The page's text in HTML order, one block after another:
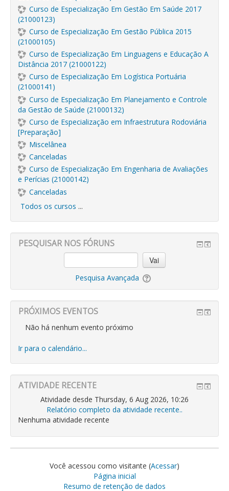
Curso de Especialização Em Gestão Em Saúde 2017
(21000123)
Curso de Especialização Em Gestão Pública 2015
(21000105)
Curso de Especialização Em Linguagens e Educação A
Distância 2017 (21000122)
Curso de Especialização Em Logística Portuária
(21000141)
Curso de Especialização Em Planejamento e Controle
da Gestão de Saúde (21000132)
Curso de Especialização em Infraestrutura Rodoviária
[Preparação]
Miscelânea
Canceladas
Curso de Especialização Em Engenharia de Avaliações
e Perícias (21000142)
Canceladas
Todos os cursos ...
PESQUISAR NOS FÓRUNS
Vai
Pesquisa Avançada
PRÓXIMOS EVENTOS
Não há nenhum evento próximo
Ir para o calendário...
ATIVIDADE RECENTE
Atividade desde Thursday, 6 Aug 2026, 10:26
Relatório completo da atividade recente..
Nenhuma atividade recente
Você acessou como visitante (Acessar)
Página inicial
Resumo de retenção de dados